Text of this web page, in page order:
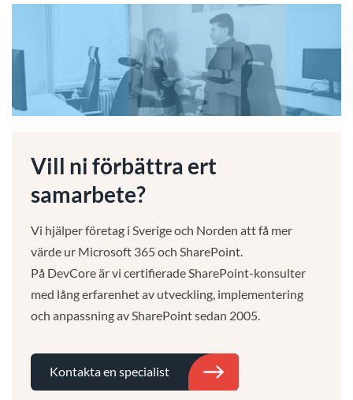
Vill ni förbättra ert
samarbete?
Vi hjälper företag i Sverige och Norden att få mer
värde ur Microsoft 365 och SharePoint.
På DevCore är vi certifierade SharePoint-konsulter
med lång erfarenhet av utveckling, implementering
och anpassning av SharePoint sedan 2005.
Kontakta en specialist